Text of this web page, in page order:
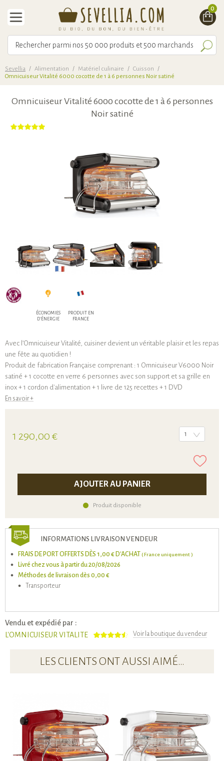
0
Sevellia / Alimentation / Matériel culinaire / Cuisson
/
Omnicuiseur Vitalité 6000 cocotte de 1 à 6 personnes Noir satiné
Omnicuiseur Vitalité 6000 cocotte de 1 à 6 personnes
Noir satiné
ÉCONOMIES
D'ÉNERGIE
PRODUIT EN
FRANCE
Avec l’Omnicuiseur Vitalité, cuisiner devient un véritable plaisir et les repas
une fête au quotidien !
Produit de fabrication Française comprenant : 1 Omnicuiseur V6000 Noir
satiné + 1 cocotte en verre 6 personnes avec son support et sa grille en
inox + 1 cordon d'alimentation + 1 livre de 125 recettes + 1 DVD
En savoir +
1 290,00 € 1
AJOUTER AU PANIER
Produit disponible
INFORMATIONS LIVRAISON VENDEUR
FRAIS DE PORT OFFERTS DÈS 1,00 € D'ACHAT ( France uniquement )
Livré chez vous à partir du 20/08/2026
Méthodes de livraison dès 0,00 €
Transporteur
Vendu et expédié par :
L'OMNICUISEUR VITALITE
Voir la boutique du vendeur
LES CLIENTS ONT AUSSI AIMÉ…